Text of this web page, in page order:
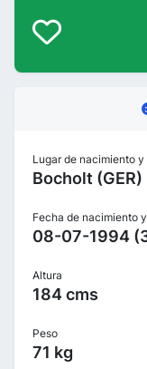
Lugar de nacimiento y
Bocholt (GER)
Fecha de nacimiento
08-07-1994
Altura
184 cms
Peso
71 kg